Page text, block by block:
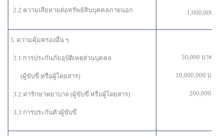
2.2 ความเสียหายต่อทรัพย์สินบุคคลภายนอก 1,000,000
3. ความคุ้มครองอื่น ๆ
3.1 การประกันภัยอุบัติเหตุส่วนบุคคล
(ผู้ขับขี่ หรือผู้โดยสาร)
3.2 ค่ารักษาพยาบาล (ผู้ขับขี่ หรือผู้โดยสาร)
3.3 การประกันตัวผู้ขับขี่
50,000 บาท
10,000,000 บา
200,000 บ